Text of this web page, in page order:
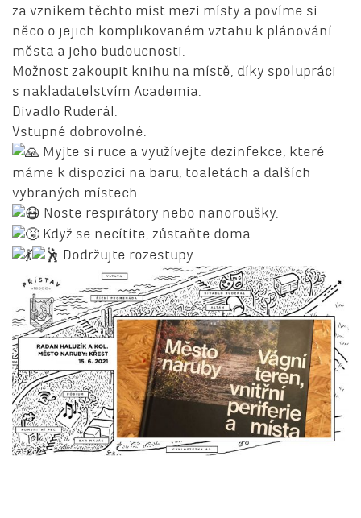
za vznikem těchto míst mezi místy a povíme si
něco o jejich komplikovaném vztahu k plánování
města a jeho budoucnosti.
Možnost zakoupit knihu na místě, díky spolupráci
s nakladatelstvím Academia.
Divadlo Ruderál.
Vstupné dobrovolné.
Myjte si ruce a využívejte dezinfekce, které
máme k dispozici na baru, toaletách a dalších
vybraných místech.
Noste respirátory nebo nanoroušky.
Když se necítíte, zůstaňte doma.
Dodržujte rozestupy.